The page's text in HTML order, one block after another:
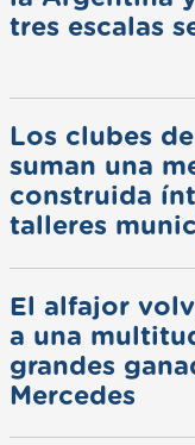
tres escalas
Los clubes
suman una
construida
talleres
El alfajor
a una
grandes
Mercedes